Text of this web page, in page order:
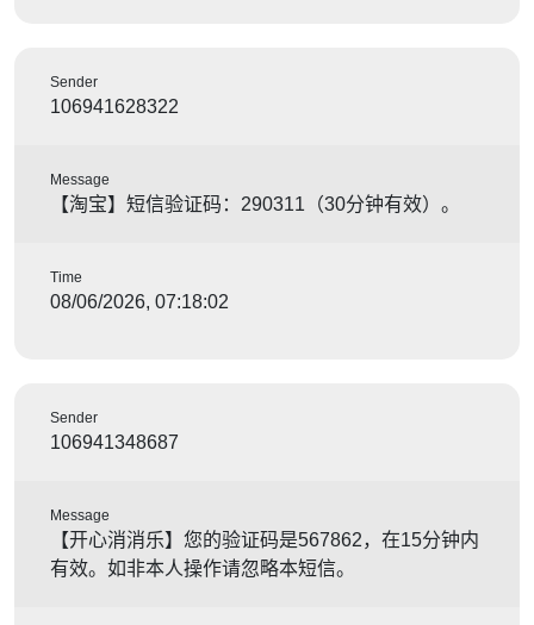
Sender
106941628322
Message
【淘宝】短信验证码：290311（30分钟有效）。
Time
08/06/2026, 07:18:02
Sender
106941348687
Message
【开心消消乐】您的验证码是567862，在15分钟内
有效。如非本人操作请忽略本短信。